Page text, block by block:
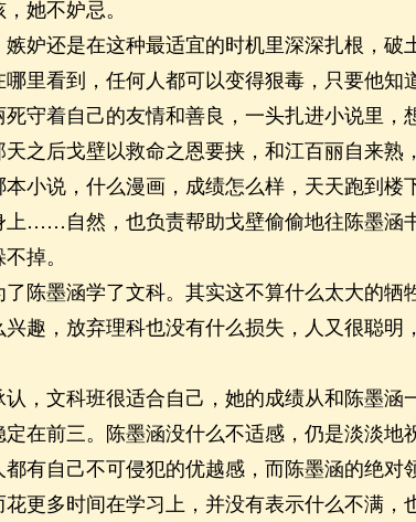
她不妒忌。
还是在这种最适宜的时机里深深扎根，破土
看到，任何人都可以变得狠毒，只要他知道
着自己的友情和善良，一头扎进小说里，
后戈壁以救命之恩要挟，和江百丽自来熟
小说，什么漫画，成绩怎么样，天天跑到楼
上……自然，也负责帮助戈壁偷偷地往陈墨涵
掉。
墨涵学了文科。其实这不算什么太大的牺
趣，放弃理科也没有什么损失，人又很聪明
文科班很适合自己，她的成绩从和陈墨涵
在前三。陈墨涵没什么不适感，仍是淡淡地
自己不可侵犯的优越感，而陈墨涵的绝对
更多时间在学习上，并没有表示什么不满，